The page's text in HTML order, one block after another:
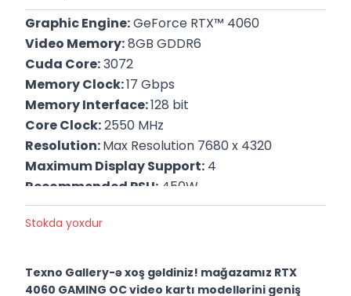
Graphic Engine: GeForce RTX™ 4060
Video Memory: 8GB GDDR6
Cuda Core: 3072
Memory Clock: 17 Gbps
Memory Interface: 128 bit
Core Clock: 2550 MHz
Resolution: Max Resolution 7680 x 4320
Maximum Display Support: 4
Recommended PSU: 450W
Power Connectors: 1x 8-pin
P/N: GV-N4060GAMING OC-8GD
Stokda yoxdur
Texno Gallery-ə xoş gəldiniz! mağazamız RTX
4060 GAMING OC video kartı modellərini geniş